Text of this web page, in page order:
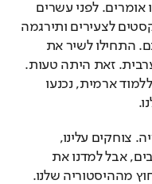
השירים בעל פה, בלי לדעת מה אנחנו אומרים. לפני עשרים
שנה הכנסייה החליטה לקרב את הטקסטים לצעירים ותירגמה
את השירים לערבית, כדי להנגיש אותם. התחילו לשיר את
המזמורים באותו לחן, אבל בשפה הערבית. זאת היתה טעות.
בכייה לדורות. במקום לחזור למקור וללמוד ארמית, נכנעו
"אנחנו מנערים את האבק מההיסטוריה. צוחקים עלינו,
הנוצרים, שאנחנו האשכנזים של הערבים, אבל למדנו את
ההיסטוריה של כל העמים האחרים, חוץ מההיסטוריה שלנו.